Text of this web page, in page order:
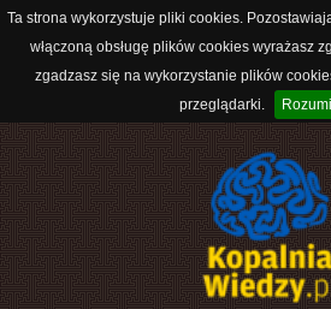
Ta strona wykorzystuje pliki cookies.
włączoną obsługę plików cookies wyrażasz
zgadzasz się na wykorzystanie plików
przeglądarki.